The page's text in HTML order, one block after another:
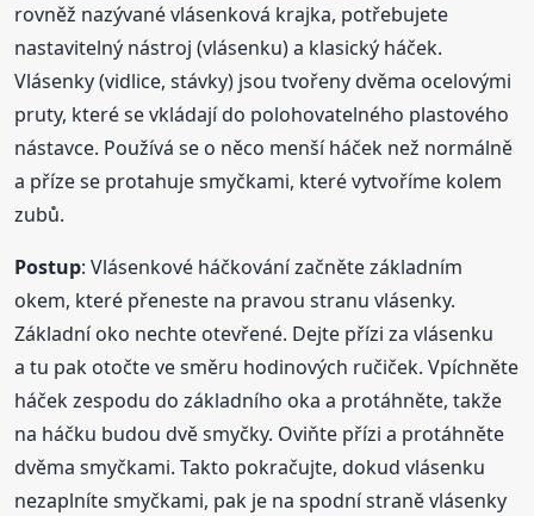
rovněž nazývané vlásenková krajka, potřebujete
nastavitelný nástroj (vlásenku) a klasický háček.
Vlásenky (vidlice, stávky) jsou tvořeny dvěma ocelovými
pruty, které se vkládají do polohovatelného plastového
nástavce. Používá se o něco menší háček než normálně
a příze se protahuje smyčkami, které vytvoříme kolem
zubů.
Postup: Vlásenkové háčkování začněte základním
okem, které přeneste na pravou stranu vlásenky.
Základní oko nechte otevřené. Dejte přízi za vlásenku
a tu pak otočte ve směru hodinových ručiček. Vpíchněte
háček zespodu do základního oka a protáhněte, takže
na háčku budou dvě smyčky. Oviňte přízi a protáhněte
dvěma smyčkami. Takto pokračujte, dokud vlásenku
nezaplníte smyčkami, pak je na spodní straně vlásenky